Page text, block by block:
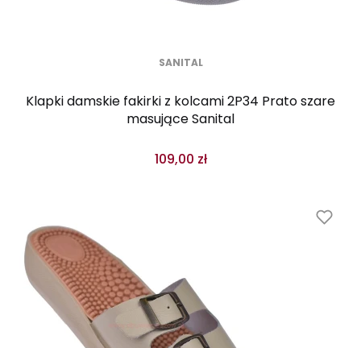
SANITAL
Klapki damskie fakirki z kolcami 2P34 Prato szare
masujące Sanital
109,00 zł